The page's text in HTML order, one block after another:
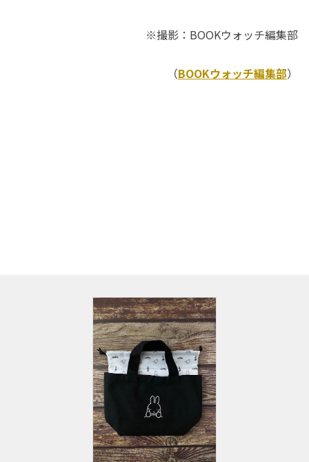
※撮影：BOOKウォッチ編集部
（BOOKウォッチ編集部）